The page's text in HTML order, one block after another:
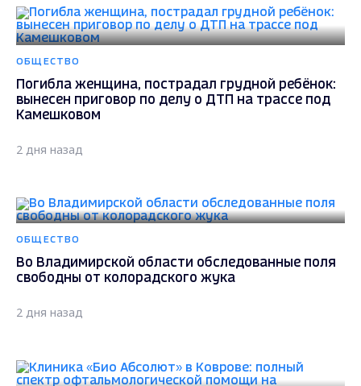
ОБЩЕСТВО
Погибла женщина, пострадал грудной ребёнок:
вынесен приговор по делу о ДТП на трассе под
Камешковом
2 дня назад
ОБЩЕСТВО
Во Владимирской области обследованные поля
свободны от колорадского жука
2 дня назад